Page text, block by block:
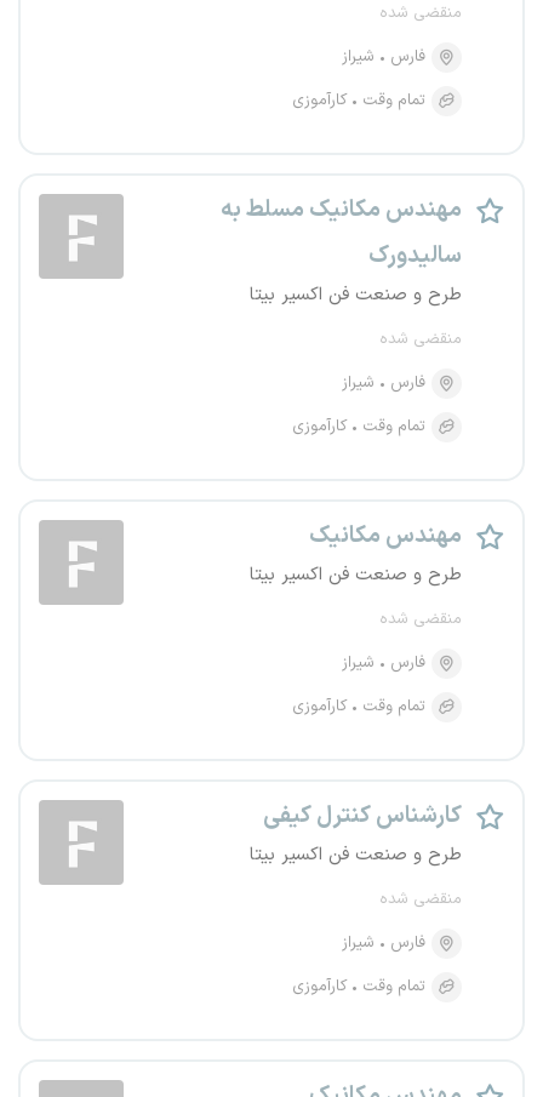
منقضی شده
فارس
شیراز
تمام وقت
کارآموزی
مهندس مکانیک مسلط به
سالیدورک
طرح و صنعت فن اکسیر بیتا
منقضی شده
فارس
شیراز
تمام وقت
کارآموزی
مهندس مکانیک
طرح و صنعت فن اکسیر بیتا
منقضی شده
فارس
شیراز
تمام وقت
کارآموزی
کارشناس کنترل کیفی
طرح و صنعت فن اکسیر بیتا
منقضی شده
فارس
شیراز
تمام وقت
کارآموزی